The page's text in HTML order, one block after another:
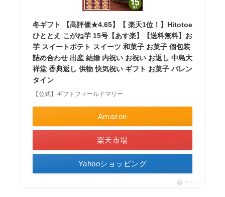
冬ギフト 【高評価★4.65】【 楽天1位！】Hitotoe
ひととえ こがね芋 15号【あす楽】【送料無料】お
芋 スイートポテト スイーツ 和菓子 お菓子 個包装
詰め合わせ 出産 結婚 内祝い お祝い お返し 中島大
祥堂 香典返し 供物 快気祝い ギフト お菓子 バレン
タイン
【公式】ギフトフィールドマリー
Amazon
楽天市場
Yahooショッピング
ポチップ